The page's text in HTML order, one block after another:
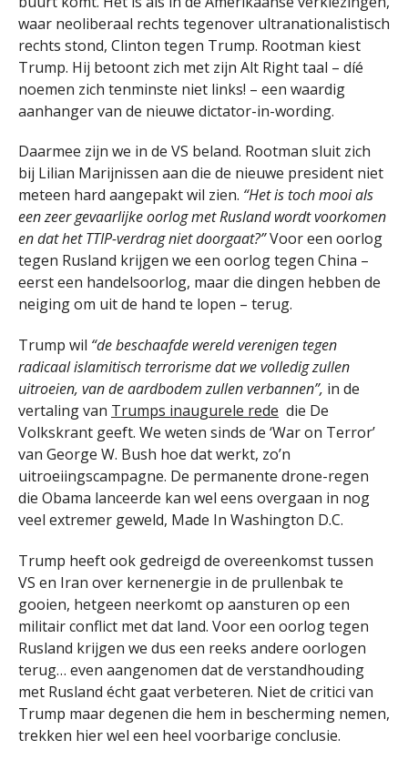
waar neoliberaal rechts tegenover ultranationalistisch
rechts stond, Clinton tegen Trump. Rootman kiest
Trump. Hij betoont zich met zijn Alt Right taal – díé
noemen zich tenminste niet links! – een waardig
aanhanger van de nieuwe dictator-in-wording.
Daarmee zijn we in de VS beland. Rootman sluit zich
bij Lilian Marijnissen aan die de nieuwe president niet
meteen hard aangepakt wil zien. “Het is toch mooi als
een zeer gevaarlijke oorlog met Rusland wordt voorkomen
en dat het TTIP-verdrag niet doorgaat?”Voor een oorlog
tegen Rusland krijgen we een oorlog tegen China –
eerst een handelsoorlog, maar die dingen hebben de
neiging om uit de hand te lopen – terug.
Trump wil “de beschaafde wereld verenigen tegen
radicaal islamitisch terrorisme dat we volledig zullen
uitroeien, van de aardbodem zullen verbannen”, in de
vertaling van Trumps inaugurele rede die De
Volkskrant geeft. We weten sinds de ‘War on Terror’
van George W. Bush hoe dat werkt, zo’n
uitroeiingscampagne. De permanente drone-regen
die Obama lanceerde kan wel eens overgaan in nog
veel extremer geweld, Made In Washington D.C.
Trump heeft ook gedreigd de overeenkomst tussen
VS en Iran over kernenergie in de prullenbak te
gooien, hetgeen neerkomt op aansturen op een
militair conflict met dat land. Voor een oorlog tegen
Rusland krijgen we dus een reeks andere oorlogen
terug… even aangenomen dat de verstandhouding
met Rusland écht gaat verbeteren. Niet de critici van
Trump maar degenen die hem in bescherming nemen,
trekken hier wel een heel voorbarige conclusie.